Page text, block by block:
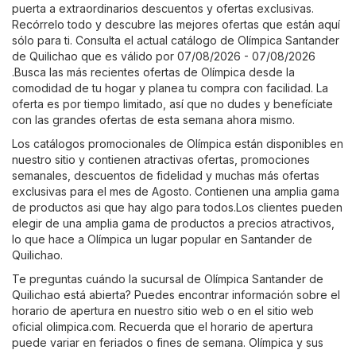
puerta a extraordinarios descuentos y ofertas exclusivas.
Recórrelo todo y descubre las mejores ofertas que están aquí
sólo para ti. Consulta el actual catálogo de Olímpica Santander
de Quilichao que es válido por 07/08/2026 - 07/08/2026
.Busca las más recientes ofertas de Olímpica desde la
comodidad de tu hogar y planea tu compra con facilidad. La
oferta es por tiempo limitado, así que no dudes y benefíciate
con las grandes ofertas de esta semana ahora mismo.
Los catálogos promocionales de Olímpica están disponibles en
nuestro sitio y contienen atractivas ofertas, promociones
semanales, descuentos de fidelidad y muchas más ofertas
exclusivas para el mes de Agosto. Contienen una amplia gama
de productos asi que hay algo para todos.Los clientes pueden
elegir de una amplia gama de productos a precios atractivos,
lo que hace a Olímpica un lugar popular en Santander de
Quilichao.
Te preguntas cuándo la sucursal de Olímpica Santander de
Quilichao está abierta? Puedes encontrar información sobre el
horario de apertura en nuestro sitio web o en el sitio web
oficial olimpica.com. Recuerda que el horario de apertura
puede variar en feriados o fines de semana. Olímpica y sus